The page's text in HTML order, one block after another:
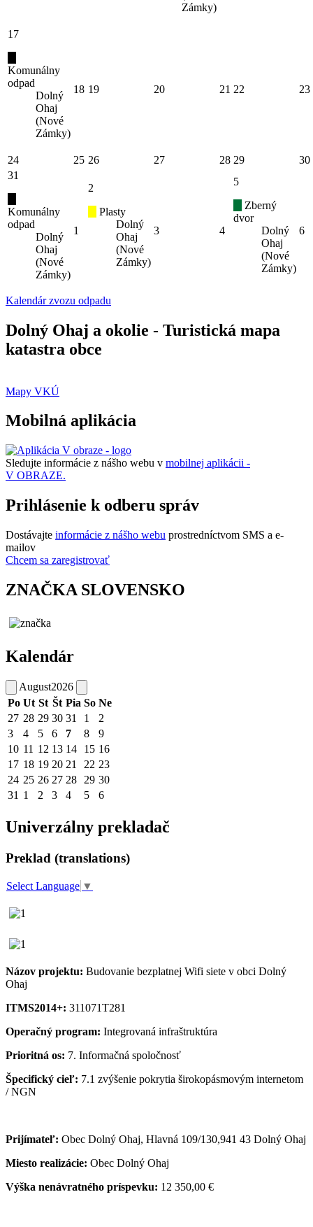
Zámky)
17
Komunálny
odpad
Dolný
Ohaj
(Nové
Zámky)
18 19 20 21 22 23
24 25 26 27 28 29
30
31
Komunálny
odpad
Dolný
Ohaj
(Nové
Zámky)
1
2
Plasty
Dolný
Ohaj
(Nové
Zámky)
3 4
5
Zberný
dvor
Dolný
Ohaj
(Nové
Zámky)
6
Kalendár zvozu odpadu
Dolný Ohaj a okolie - Turistická mapa
katastra obce
Mapy VKÚ
Mobilná aplikácia
Sledujte informácie z nášho webu v mobilnej aplikácii -
V OBRAZE.
Prihlásenie k odberu správ
Dostávajte informácie z nášho webu prostredníctvom SMS a e-
mailov
Chcem sa zaregistrovať
ZNAČKA SLOVENSKO
Kalendár
August2026
Po Ut St Št Pia So Ne
27 28 29 30 31 1
2
3
4 5 6 7 8
9
10 11 12 13 14 15 16
17 18 19 20 21 22 23
24 25 26 27 28 29 30
31 1 2 3 4 5 6
Univerzálny prekladač
Preklad (translations)
Select Language ▼
Názov projektu: Budovanie bezplatnej Wifi siete v obci Dolný
Ohaj
ITMS2014+: 311071T281
Operačný program: Integrovaná infraštruktúra
Prioritná os: 7. Informačná spoločnosť
Špecifický cieľ: 7.1 zvýšenie pokrytia širokopásmovým internetom
/ NGN
Prijímateľ: Obec Dolný Ohaj, Hlavná 109/130,941 43 Dolný Ohaj
Miesto realizácie: Obec Dolný Ohaj
Výška nenávratného príspevku: 12 350,00 €